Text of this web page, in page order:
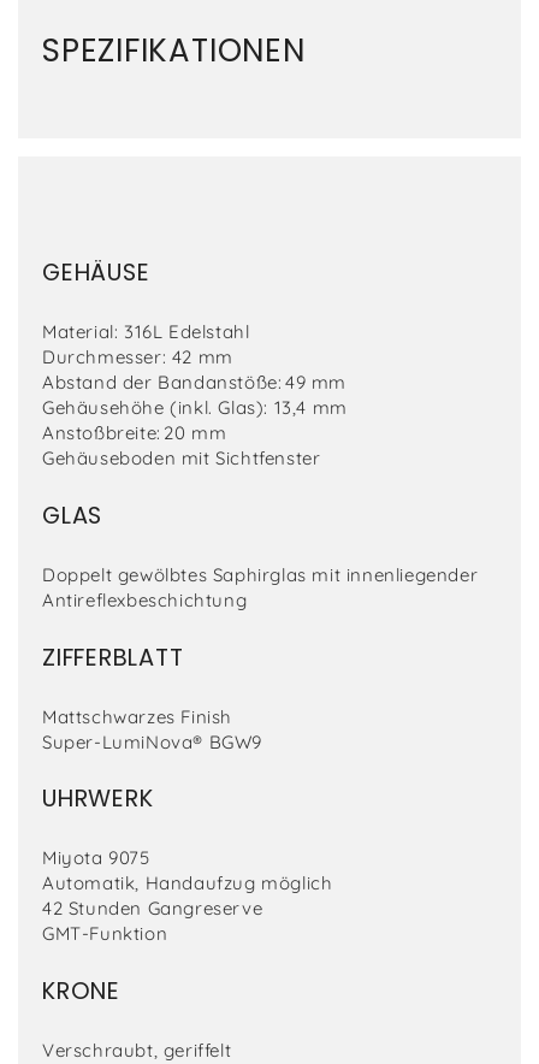
SPEZIFIKATIONEN
GEHÄUSE
Material: 316L Edelstahl
Durchmesser: 42 mm
Abstand der Bandanstöße: 49 mm
Gehäusehöhe (inkl. Glas): 13,4 mm
Anstoßbreite: 20 mm
Gehäuseboden mit Sichtfenster
GLAS
Doppelt gewölbtes Saphirglas mit innenliegender
Antireflexbeschichtung
ZIFFERBLATT
Mattschwarzes Finish
Super-LumiNova® BGW9
UHRWERK
Miyota 9075
Automatik, Handaufzug möglich
42 Stunden Gangreserve
GMT-Funktion
KRONE
Verschraubt, geriffelt